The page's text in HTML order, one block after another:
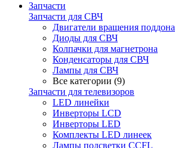
Запчасти
Запчасти для СВЧ
Двигатели вращения поддона
Диоды для СВЧ
Колпачки для магнетрона
Конденсаторы для СВЧ
Лампы для СВЧ
Все категории (9)
Запчасти для телевизоров
LED линейки
Инверторы LCD
Инверторы LED
Комплекты LED линеек
Лампы подсветки CCFL